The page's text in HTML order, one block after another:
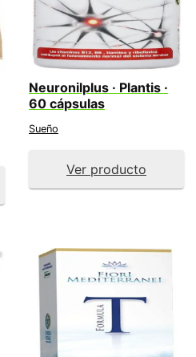
Neuronilplus · Plantis ·
60 cápsulas
Sueño
Ver producto